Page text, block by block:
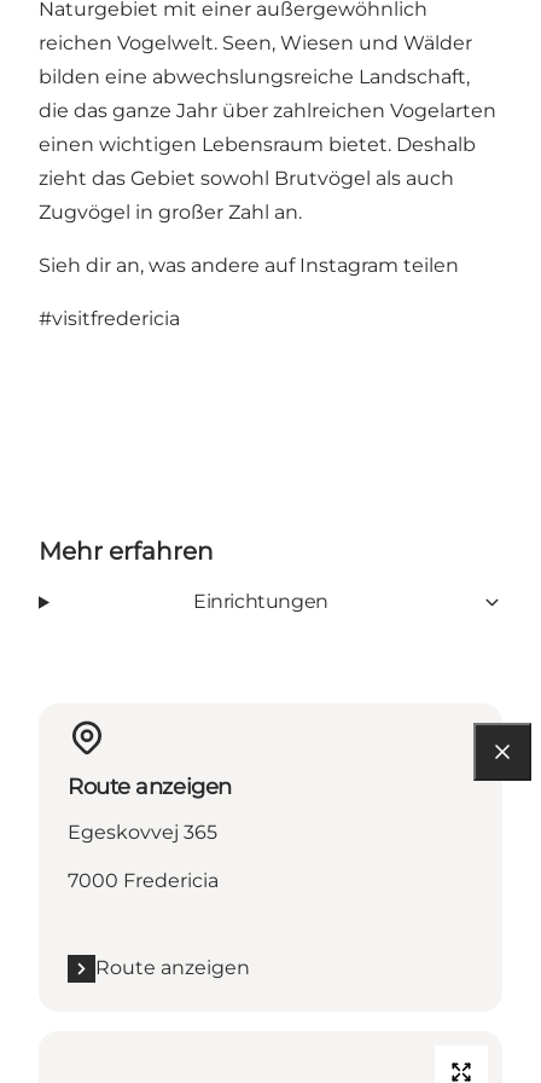
Naturgebiet mit einer außergewöhnlich
reichen Vogelwelt. Seen, Wiesen und Wälder
bilden eine abwechslungsreiche Landschaft,
die das ganze Jahr über zahlreichen Vogelarten
einen wichtigen Lebensraum bietet. Deshalb
zieht das Gebiet sowohl Brutvögel als auch
Zugvögel in großer Zahl an.
Sieh dir an, was andere auf Instagram teilen
#visitfredericia
Mehr erfahren
Einrichtungen
Route anzeigen
Egeskovvej 365
7000 Fredericia
Route anzeigen